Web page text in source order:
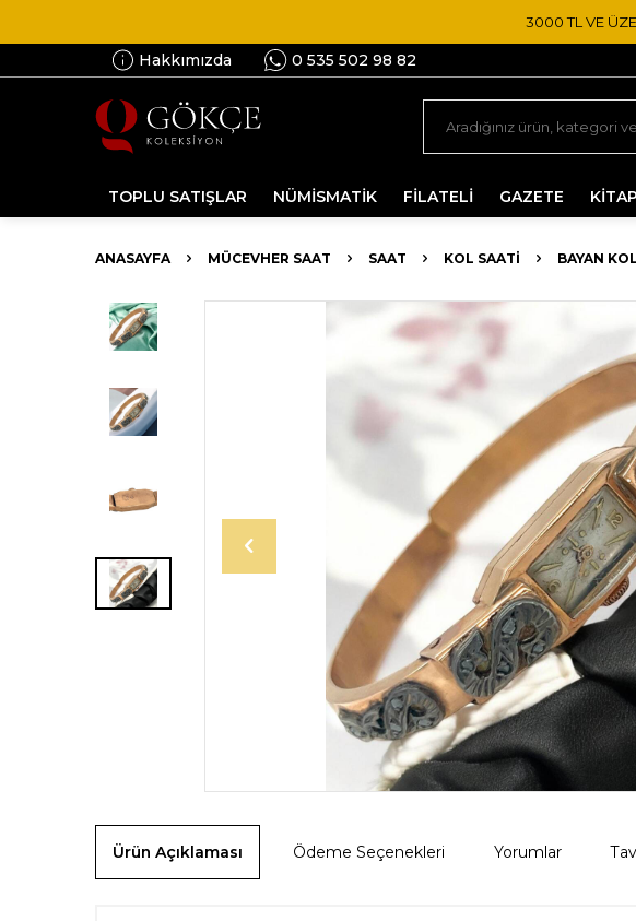
3000 TL VE
Hakkımızda 0 535 502 98 82
TOPLU SATIŞLAR NÜMİSMATİK FİLATELİ GAZETE
ANASAYFA MÜCEVHER SAAT SAAT KOL SAATI BAYAN
Ürün Açıklaması Ödeme Seçenekleri Yorumlar